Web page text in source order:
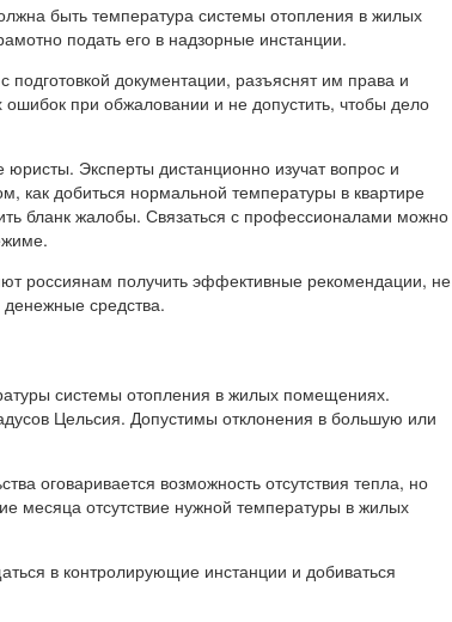
быть температура системы отопления в жилых
подать его в надзорные инстанции.
документации, разъяснят им права и
ошибок при обжаловании и не допустить, чтобы дело
Эксперты дистанционно изучат вопрос и
как добиться нормальной температуры в квартире
бланк жалобы. Связаться с профессионалами можно
россиянам получить эффективные рекомендации, не
средства.
системы отопления в жилых помещениях.
Цельсия. Допустимы отклонения в большую или
оговаривается возможность отсутствия тепла, но
месяца отсутствие нужной температуры в жилых
в контролирующие инстанции и добиваться